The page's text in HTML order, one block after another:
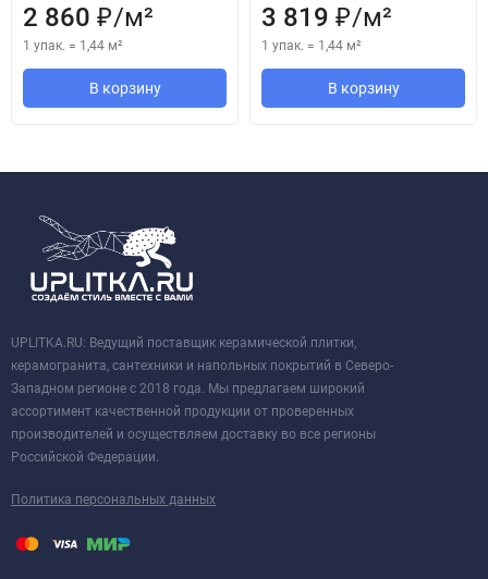
2 860 ₽/м²
1 упак. = 1,44 м²
В корзину
3 819 ₽/м²
1 упак. = 1,44 м²
В корзину
UPLITKA.RU: Ведущий поставщик керамической плитки,
керамогранита, сантехники и напольных покрытий в Северо-
Западном регионе с 2018 года. Мы предлагаем широкий
ассортимент качественной продукции от проверенных
производителей и осуществляем доставку во все регионы
Российской Федерации.
Политика персональных данных